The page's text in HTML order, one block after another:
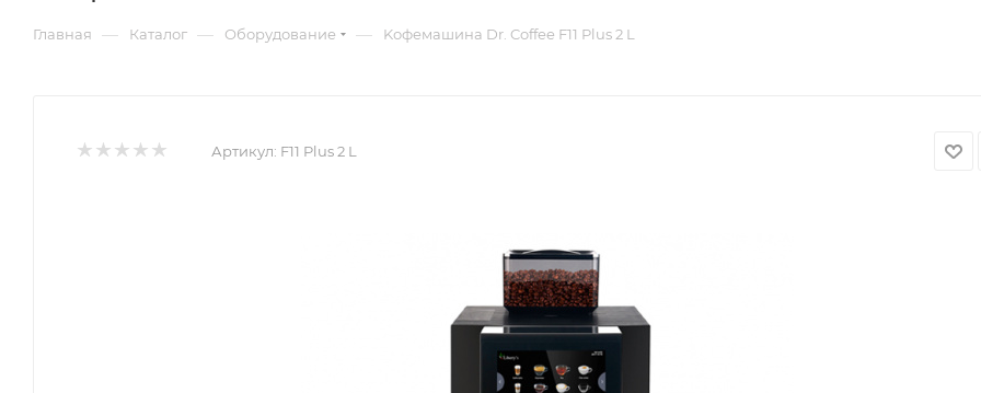
Главная — Каталог — Оборудование — Kофемашина Dr. Coffee F11 Plus 2 L
Артикул: F11 Plus 2 L